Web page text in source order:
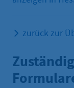
zurück zur